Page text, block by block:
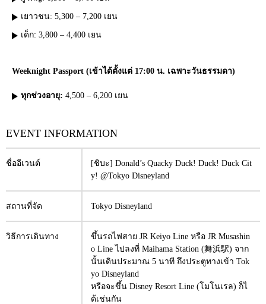
เยาวชน: 5,300 – 7,200 เยน
เด็ก: 3,800 – 4,400 เยน
Weeknight Passport (เข้าได้ตั้งแต่ 17:00 น. เฉพาะวันธรรมดา)
ทุกช่วงอายุ: 4,500 – 6,200 เยน
EVENT INFORMATION
ชื่ออีเวนต์
[ชิบะ] Donald’s Quacky Duck! Duck! Duck Cit
y! @Tokyo Disneyland
สถานที่จัด Tokyo Disneyland
วิธีการเดินทาง
ขึ้นรถไฟสาย JR Keiyo Line หรือ JR Musashin
o Line ไปลงที่ Maihama Station (舞浜駅) จาก
นั้นเดินประมาณ 5 นาที ถึงประตูทางเข้า Tok
yo Disneyland
หรือจะขึ้น Disney Resort Line (โมโนเรล) ก็ไ
ด้เช่นกัน